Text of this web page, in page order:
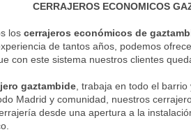
CERRAJEROS ECONOMICOS
cerrajeros económicos de
de tantos años, podemos
con este sistema nuestros clientes
gaztambide, trabaja en todo el barrio
Madrid y comunidad, nuestros
desde una apertura a la